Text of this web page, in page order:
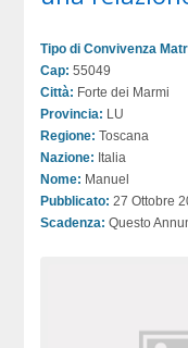
Tipo di Convivenza
Cap: 55049
Città: Forte dei Marmi
Provincia: LU
Regione: Toscana
Nazione: Italia
Nome: Manuel
Pubblicato: 27 Ottobre
Scadenza: Questo